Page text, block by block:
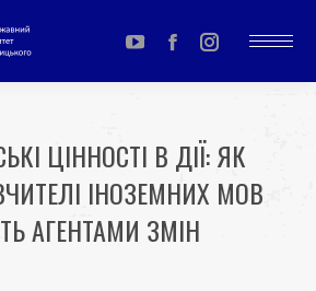
YouTube
page
in
new
window
Facebook
page
in
new
window
Instagram
page
in
new
ЦІННОСТІ В ДІЇ: ЯК
ІНОЗЕМНИХ МОВ
АГЕНТАМИ ЗМІН